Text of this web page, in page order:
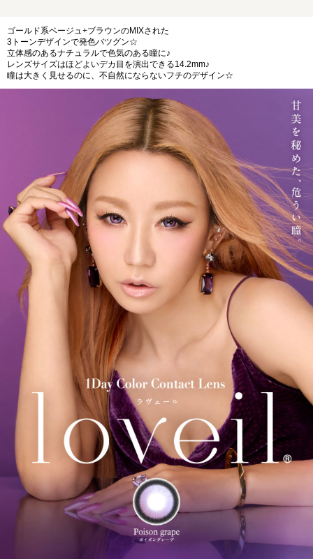
ゴールド系ベージュ+ブラウンのMIXされた
3トーンデザインで発色バツグン☆
立体感のあるナチュラルで色気のある瞳に♪
レンズサイズはほどよいデカ目を演出できる14.2mm♪
瞳は大きく見せるのに、不自然にならないフチのデザイン☆